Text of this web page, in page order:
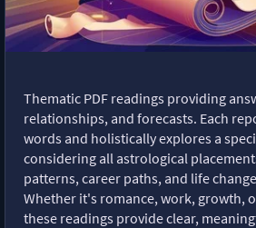
Thematic PDF readings providing
relationships, and forecasts. Each
words and holistically explores a
considering all astrological
patterns, career paths, and life
Whether it's romance, work, growth,
these readings provide clear,